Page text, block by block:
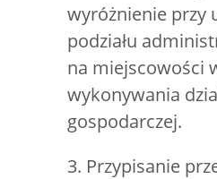
wyróżnienie przy
podziału
na miejscowości
wykonywania
gospodarczej.
3. Przypisanie